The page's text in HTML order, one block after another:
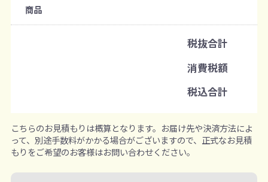
既製品：400個から
名入れあり：100個から
※既製品サンプルは各色3個まで
商品
税抜合計
消費税額
税込合計
こちらのお見積もりは概算となります。お届け先や決済方法によ
って、別途手数料がかかる場合がございますので、正式なお見積
もりをご希望のお客様はお問い合わせください。